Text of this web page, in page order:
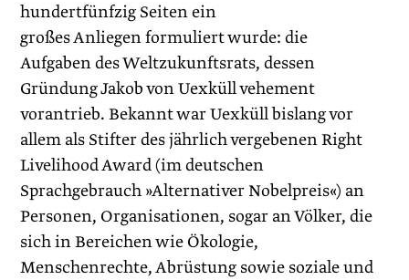
hundertfünfzig Seiten ein
großes Anliegen formuliert wurde: die
Aufgaben des Weltzukunftsrats, dessen
Gründung Jakob von Uexküll vehement
vorantrieb. Bekannt war Uexküll bislang vor
allem als Stifter des jährlich vergebenen Right
Livelihood Award (im deutschen
Sprachgebrauch »Alternativer Nobelpreis«) an
Personen, Organisationen, sogar an Völker, die
sich in Bereichen wie Ökologie,
Menschenrechte, Abrüstung sowie soziale und